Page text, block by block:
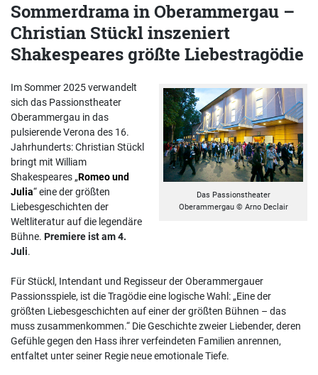
Sommerdrama in Oberammergau –
Christian Stückl inszeniert
Shakespeares größte Liebestragödie
Das Passionstheater
Oberammergau © Arno Declair
Im Sommer 2025 verwandelt
sich das Passionstheater
Oberammergau in das
pulsierende Verona des 16.
Jahrhunderts: Christian Stückl
bringt mit William
Shakespeares „Romeo und
Julia“ eine der größten
Liebesgeschichten der
Weltliteratur auf die legendäre
Bühne. Premiere ist am 4.
Juli.
Für Stückl, Intendant und Regisseur der Oberammergauer
Passionsspiele, ist die Tragödie eine logische Wahl: „Eine der
größten Liebesgeschichten auf einer der größten Bühnen – das
muss zusammenkommen.“ Die Geschichte zweier Liebender, deren
Gefühle gegen den Hass ihrer verfeindeten Familien anrennen,
entfaltet unter seiner Regie neue emotionale Tiefe.